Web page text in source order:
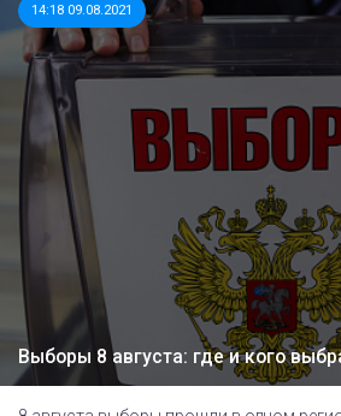
14:18 09.08.2021
Выборы 8 августа: где и кого